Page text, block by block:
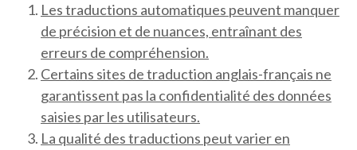
Les traductions automatiques peuvent manquer
de précision et de nuances, entraînant des
erreurs de compréhension.
Certains sites de traduction anglais-français ne
garantissent pas la confidentialité des données
saisies par les utilisateurs.
La qualité des traductions peut varier en